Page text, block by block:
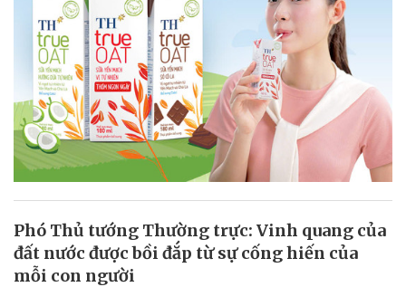
Phó Thủ tướng Thường trực: Vinh quang của
đất nước được bồi đắp từ sự cống hiến của
mỗi con người